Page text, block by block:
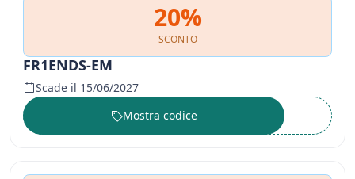
20%
SCONTO
FR1ENDS-EM
Scade il 15/06/2027
••••••
Mostra codice